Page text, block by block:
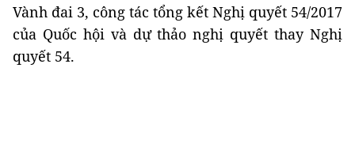
Vành đai 3, công tác tổng kết Nghị quyết 54/2017
của Quốc hội và dự thảo nghị quyết thay Nghị
quyết 54.